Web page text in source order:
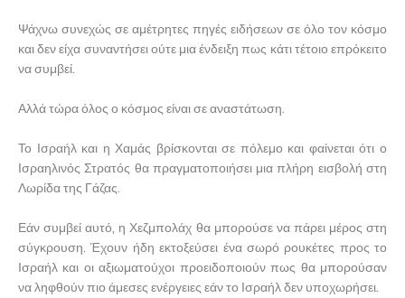
Ψάχνω συνεχώς σε αμέτρητες πηγές ειδήσεων σε όλο τον κόσμο
και δεν είχα συναντήσει ούτε μια ένδειξη πως κάτι τέτοιο επρόκειτο
να συμβεί.
Αλλά τώρα όλος ο κόσμος είναι σε αναστάτωση.
Το Ισραήλ και η Χαμάς βρίσκονται σε πόλεμο και φαίνεται ότι ο
Ισραηλινός Στρατός θα πραγματοποιήσει μια πλήρη εισβολή στη
Λωρίδα της Γάζας.
Εάν συμβεί αυτό, η Χεζμπολάχ θα μπορούσε να πάρει μέρος στη
σύγκρουση. Έχουν ήδη εκτοξεύσει ένα σωρό ρουκέτες προς το
Ισραήλ και οι αξιωματούχοι προειδοποιούν πως θα μπορούσαν
να ληφθούν πιο άμεσες ενέργειες εάν το Ισραήλ δεν υποχωρήσει.